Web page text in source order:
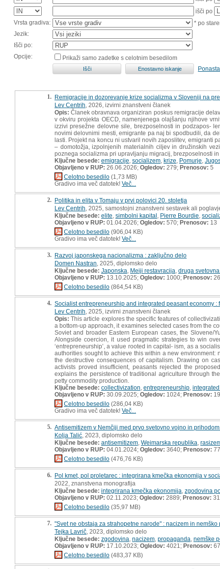
išči po
Vrsta gradiva:
* po
Jezik:
Išči po:
Opcije:
Prikaži samo zadetke s celotnim besedilom
1. Remigracije in dozorevanje krize socializma v Sloveniji na
Lev Centrih , 2026, izvirni znanstveni članek
Opis: Članek obravnava organiziran poskus remigracije
v okviru projekta OECD, namenjenega olajšanju njihove
izzivi presežne delovne sile, brezposelnosti in podzapos-
novimi delovnimi mesti, emigrante pa naj bi spodbudili, da
lasti. Projekt na koncu ni ustvaril novih zaposlitev, emigranti
– domotožja, izpolnjenih materialnih ciljev in družinskih
poznega socializma pri upravljanju migracij, brezposelnosti
Ključne besede: emigracije socializem krize Pomurje
Objavljeno v RUP: 26.06.2026; Ogledov: 279; Prenosov: 5
Celotno besedilo (1,73 MB)
Gradivo ima več datotek! Več...
2. Politika in elita v Tomaju v prvi polovici 20. stoletja
Lev Centrih , 2025, samostojni znanstveni sestavek ali
Ključne besede: elite simbolni kapital Pierre Bourdie
Objavljeno v RUP: 01.04.2026; Ogledov: 570; Prenosov: 13
Celotno besedilo (906,04 KB)
Gradivo ima več datotek! Več...
3. Razvoj japonskega nacionalizma : zaključno delo
Domen Nastran , 2025, diplomsko delo
Ključne besede: Japonska Meiji restavracija druga
Objavljeno v RUP: 13.10.2025; Ogledov: 1000; Prenosov: 26
Celotno besedilo (864,54 KB)
4. Socialist entrepreneurship and integrated peasant economy
Lev Centrih , 2025, izvirni znanstveni članek
Opis: This article explores the specific features of
a bottom-up approach, it examines selected cases from the
Soviet and broader Eastern European cases, the Slovene/
Alongside coercion, it used pragmatic strategies to win
‘entrepreneurship’, a value rooted in capital- ism, as a
authorities sought to achieve this within a new
the destructive consequences of capitalism. Drawing on
activists proved insufficient, peasants rejected the
explains the persistence of traditional agriculture through
petty commodity production.
Ključne besede: collectivization entrepreneurship
Objavljeno v RUP: 30.09.2025; Ogledov: 1024; Prenosov: 19
Celotno besedilo (286,04 KB)
Gradivo ima več datotek! Več...
5. Antisemitizem v Nemčiji med prvo svetovno vojno in
Kolja Talić , 2023, diplomsko delo
Ključne besede: antisemitizem Weimarska republika
Objavljeno v RUP: 04.01.2024; Ogledov: 3640; Prenosov: 77
Celotno besedilo (476,76 KB)
6. Pol kmet, pol proletarec : integrirana kmečka ekonomija v
2022, znanstvena monografija
Ključne besede: integrirana kmečka ekonomija zgodovina
Objavljeno v RUP: 02.11.2023; Ogledov: 2889; Prenosov: 31
Celotno besedilo (35,97 MB)
7. "Svet ne obstaja za strahopetne narode" : nacizem in nemško
Tejka Lavrič , 2023, diplomsko delo
Ključne besede: zgodovina nacizem propaganda nemške
Objavljeno v RUP: 17.10.2023; Ogledov: 4021; Prenosov: 67
Celotno besedilo (483,37 KB)